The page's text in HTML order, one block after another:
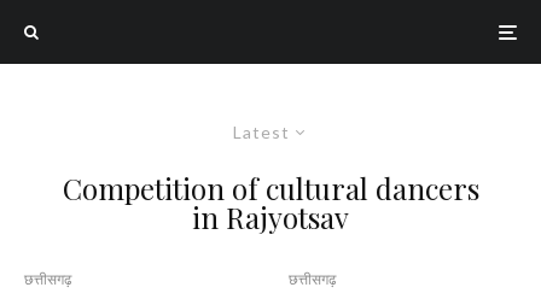
Latest
Competition of cultural dancers
in Rajyotsav
छत्तीसगढ़ छत्तीसगढ़